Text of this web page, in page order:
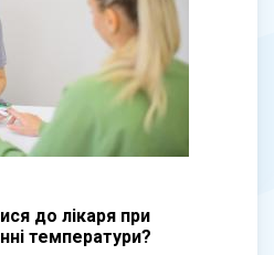
до лікаря при
температури?